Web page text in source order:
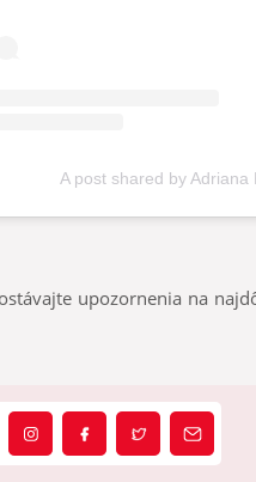
upozornenia na